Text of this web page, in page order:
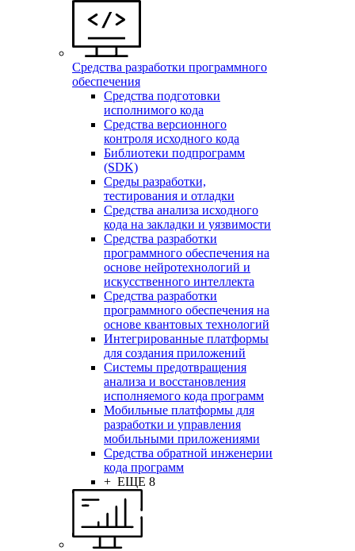
Средства разработки программного
обеспечения
Средства подготовки
исполнимого кода
Средства версионного
контроля исходного кода
Библиотеки подпрограмм
(SDK)
Среды разработки,
тестирования и отладки
Средства анализа исходного
кода на закладки и уязвимости
Средства разработки
программного обеспечения на
основе нейротехнологий и
искусственного интеллекта
Средства разработки
программного обеспечения на
основе квантовых технологий
Интегрированные платформы
для создания приложений
Системы предотвращения
анализа и восстановления
исполняемого кода программ
Мобильные платформы для
разработки и управления
мобильными приложениями
Средства обратной инженерии
кода программ
+ ЕЩЕ 8